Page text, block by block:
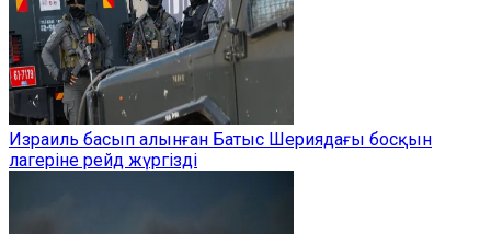
Израиль басып алынған Батыс Шериядағы босқын
лагеріне рейд жүргізді